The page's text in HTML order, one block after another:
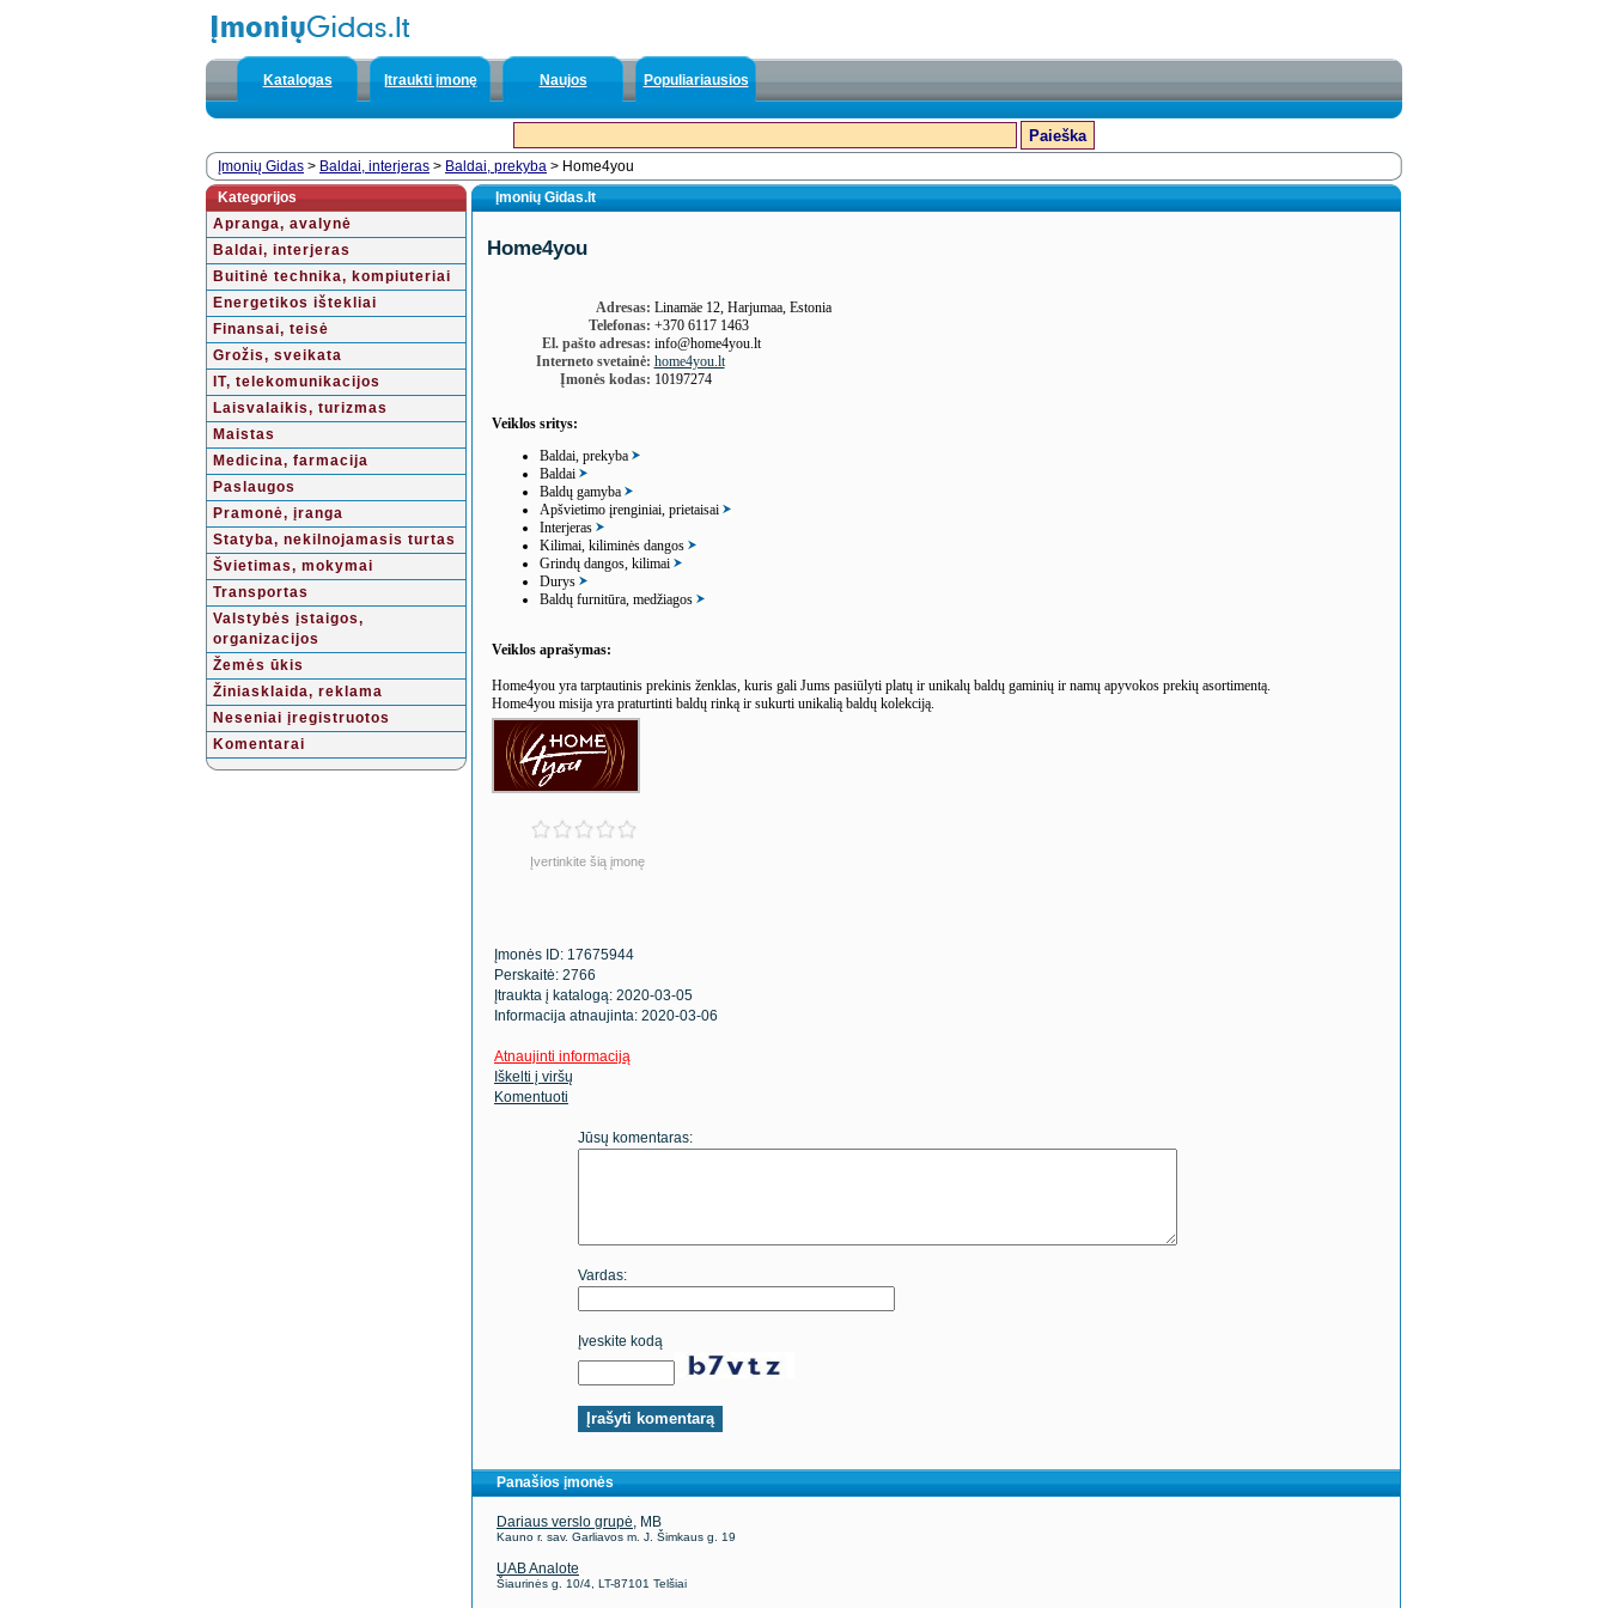
Katalogas Įtraukti įmonę Naujos Populiariausios
Įmonių Gidas > Baldai, interjeras > Baldai, prekyba > Home4you
Kategorijos
Apranga, avalynė
Baldai, interjeras
Buitinė technika, kompiuteriai
Energetikos ištekliai
Finansai, teisė
Grožis, sveikata
IT, telekomunikacijos
Laisvalaikis, turizmas
Maistas
Medicina, farmacija
Paslaugos
Pramonė, įranga
Statyba, nekilnojamasis turtas
Švietimas, mokymai
Transportas
Valstybės įstaigos,
organizacijos
Žemės ūkis
Žiniasklaida, reklama
Neseniai įregistruotos
Komentarai
Įmonių Gidas.lt
Home4you
Adresas: Linamäe 12, Harjumaa, Estonia
Telefonas: +370 6117 1463
El. pašto adresas: info@home4you.lt
Interneto svetainė: home4you.lt
Įmonės kodas: 10197274
Veiklos sritys:
Baldai, prekyba
Baldai
Baldų gamyba
Apšvietimo įrenginiai, prietaisai
Interjeras
Kilimai, kiliminės dangos
Grindų dangos, kilimai
Durys
Baldų furnitūra, medžiagos
Veiklos aprašymas:
Home4you yra tarptautinis prekinis ženklas, kuris gali Jums pasiūlyti platų ir unikalų baldų gaminių ir namų apyvokos prekių asortimentą.
Home4you misija yra praturtinti baldų rinką ir sukurti unikalią baldų kolekciją.
Įvertinkite šią įmonę
Įmonės ID: 17675944
Perskaitė: 2766
Įtraukta į katalogą: 2020-03-05
Informacija atnaujinta: 2020-03-06
Atnaujinti informaciją
Iškelti į viršų
Komentuoti
Jūsų komentaras:
Vardas:
Įveskite kodą
Panašios įmonės
Dariaus verslo grupė , MB
Kauno r. sav. Garliavos m. J. Šimkaus g. 19
UAB Analote
Šiaurinės g. 10/4, LT-87101 Telšiai